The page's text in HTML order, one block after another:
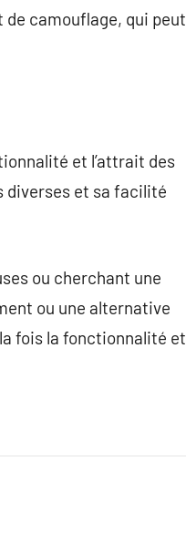
de camouflage, qui peut
et l’attrait des
diverses et sa facilité
ou cherchant une
ou une alternative
fois la fonctionnalité et